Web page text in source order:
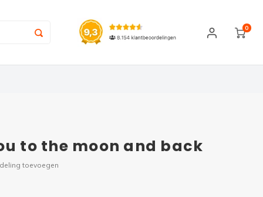
0
to the moon and back
toevoegen